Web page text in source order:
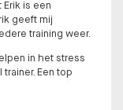
Erik is een
geeft mij
training weer.
in het stress
Een top